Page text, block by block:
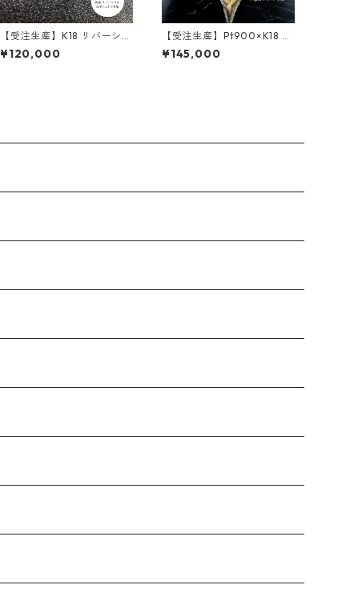
【受注生産】K18 リバーシブ
ルペンダント｜ステラコア
｜ 30g喜平まで対応 4WAY
¥120,000
【受注生産】Pt900×K18 リ
バーシブルペンダント｜ロ
ンバスベース+額縁フレーム
¥145,000